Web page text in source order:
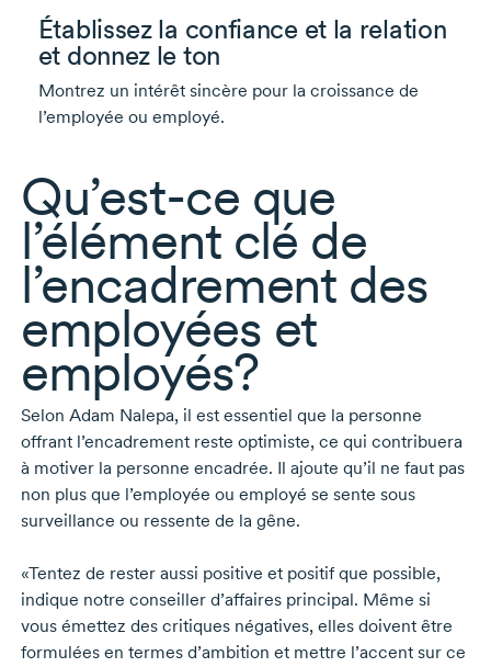
Établissez la confiance et la relation
et donnez le ton
Montrez un intérêt sincère pour la croissance de
l’employée ou employé.
Qu’est-ce que
l’élément clé de
l’encadrement des
employées et
employés?
Selon Adam Nalepa,il est essentiel que la personne
offrant l’encadrement reste optimiste, ce qui contribuera
à motiver la personne encadrée. Il ajoute qu’il ne faut pas
non plus que l’employée ou employé se sente sous
surveillance ou ressente de la gêne.
«Tentez de rester aussi positive et positif que possible,
indique notre conseiller d’affaires principal. Même si
vous émettez des critiques négatives, elles doivent être
formulées en termes d’ambition et mettre l’accent sur ce